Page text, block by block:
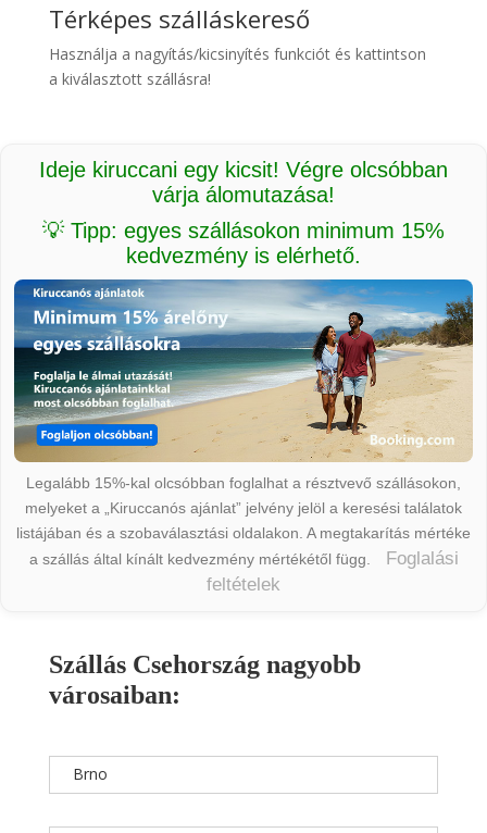
Térképes szálláskereső
Használja a nagyítás/kicsinyítés funkciót és kattintson
a kiválasztott szállásra!
Ideje kiruccani egy kicsit! Végre olcsóbban
várja álomutazása!
💡 Tipp: egyes szállásokon minimum 15%
kedvezmény is elérhető.
Legalább 15%-kal olcsóbban foglalhat a résztvevő szállásokon,
melyeket a „Kiruccanós ajánlat” jelvény jelöl a keresési találatok
listájában és a szobaválasztási oldalakon. A megtakarítás mértéke
a szállás által kínált kedvezmény mértékétől függ.
Foglalási
feltételek
Szállás Csehország nagyobb
városaiban:
Brno